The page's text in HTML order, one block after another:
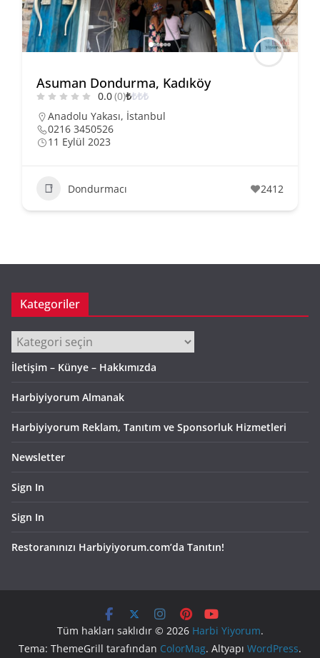
Asuman Dondurma, Kadıköy
0.0(0)₺₺₺₺
Anadolu Yakası, İstanbul
0216 3450526
11 Eylül 2023
Dondurmacı 2412
Kategoriler
Kategoriler
İletişim – Künye – Hakkımızda
Harbiyiyorum Almanak
Harbiyiyorum Reklam, Tanıtım ve Sponsorluk Hizmetleri
Newsletter
Sign In
Sign In
Restoranınızı Harbiyiyorum.com’da Tanıtın!
Tüm hakları saklıdır © 2026 Harbi Yiyorum.
Tema: ThemeGrill tarafından ColorMag. Altyapı WordPress.